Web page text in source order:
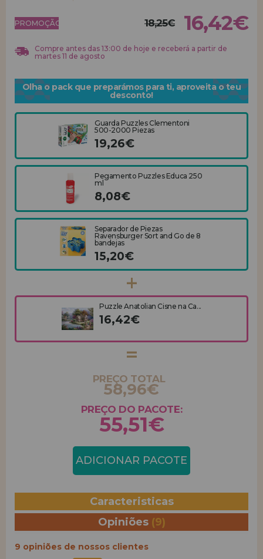
REGISTRO DE REVENDEDOR
PROMOÇÃO! 18,25€ 16,42€
Compre antes das 13:00 de hoje e receberá a partir de
martes 11 de agosto
Olha o pack que preparámos para ti, aproveita o teu
desconto!
Guarda Puzzles Clementoni
500-2000 Piezas
19,26€
Pegamento Puzzles Educa 250
ml
8,08€
Separador de Piezas
Ravensburger Sort and Go de 8
bandejas
15,20€
Puzzle Anatolian Cisne na Ca...
16,42€
PREÇO TOTAL
58,96€
PREÇO DO PACOTE:
55,51€
ADICIONAR PACOTE
Caracteristicas
Opiniões (9)
9 opiniões de nossos clientes